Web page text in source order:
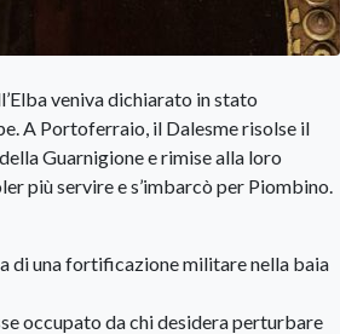
veniva dichiarato in stato
A Portoferraio, il Dalesme risolse il
Guarnigione e rimise alla loro
più servire e s’imbarcò per Piombino.
di una fortificazione militare nella baia
occupato da chi desidera perturbare